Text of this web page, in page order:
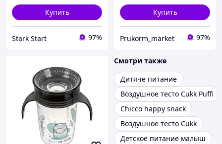
Купить
Stark Start 97%
Купить
Prukorm_market 97%
Смотри также
Дитяче питание
Воздушное тесто Cukk Puffi
Chicco happy snack
Воздушное тесто Cukk
Детское питание малыш